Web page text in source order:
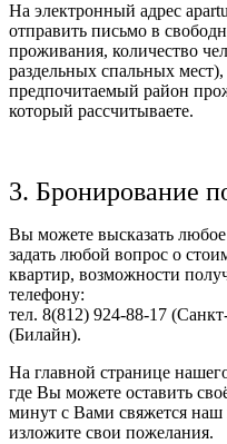
На электронный адрес
отправить письмо в
проживания, количество
раздельных спальных
предпочитаемый район
который рассчитываете.
3. Бронирование
Вы можете высказать
задать любой вопрос о
квартир, возможности
телефону:
тел. 8(812) 924-88-17
(Билайн).
На главной странице
где Вы можете оставить
минут с Вами свяжется
изложите свои пожелания.